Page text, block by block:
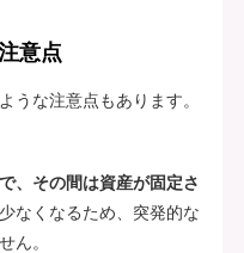
意点
うな注意点もあります。
、その間は資産が固定さ
なくなるため、突発的な
ん。